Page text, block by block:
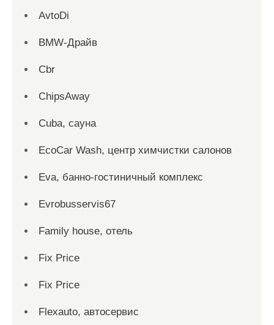
AvtoDi
BMW-Драйв
Cbr
ChipsAway
Cuba, сауна
EcoCar Wash, центр химчистки салонов
Eva, банно-гостиничный комплекс
Evrobusservis67
Family house, отель
Fix Price
Fix Price
Flexauto, автосервис